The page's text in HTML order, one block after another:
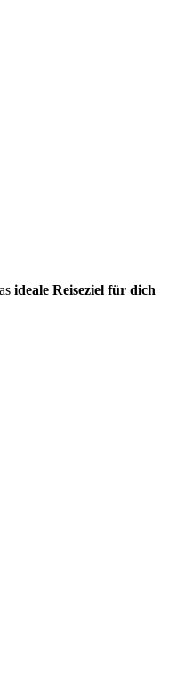
ideale Reiseziel für dich